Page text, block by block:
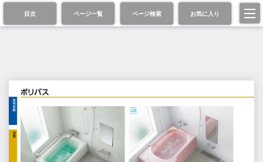
目次 ページ一覧 ページ検索 お気に入り